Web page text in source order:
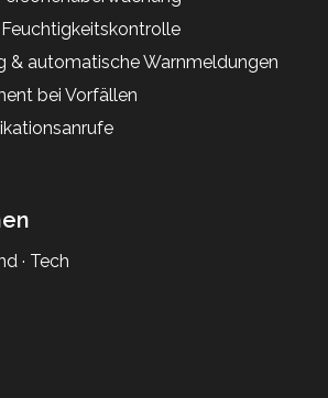
& automatische Warnmeldungen
bei Vorfällen
· Tech